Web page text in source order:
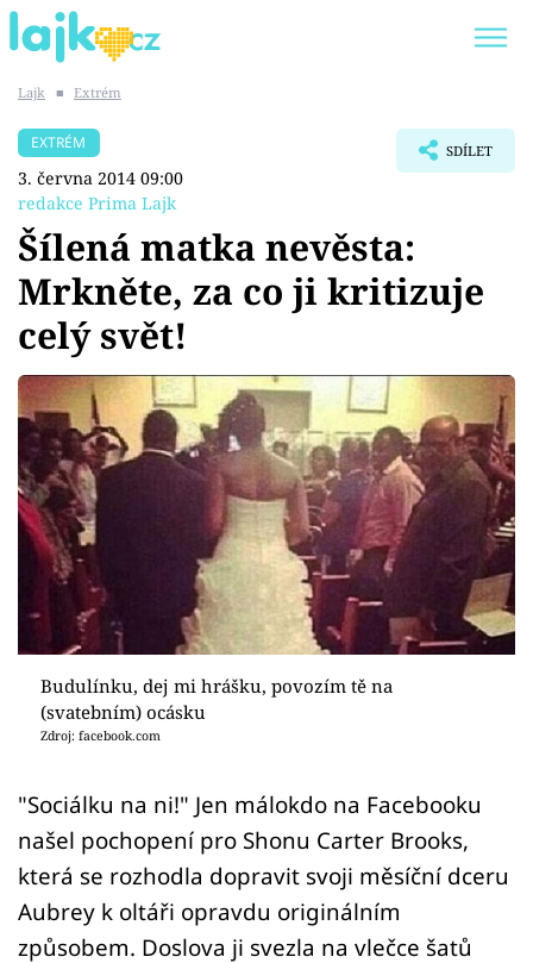
SHOPAHOLICADEL
Témata
Showbyznys
Youtubeři
Virály
Sex a vztahy
Videa
Sledujte prima+
Přihlášení
Sledujte nás
Lajk ■ Extrém
EXTRÉM
3. června 2014 09:00
redakce Prima Lajk
SDÍLET
Šílená matka nevěsta:
Mrkněte, za co ji kritizuje
celý svět!
Budulínku, dej mi hrášku, povozím tě na
(svatebním) ocásku
Zdroj: facebook.com
"Sociálku na ni!" Jen málokdo na Facebooku
našel pochopení pro Shonu Carter Brooks,
která se rozhodla dopravit svoji měsíční dceru
Aubrey k oltáři opravdu originálním
způsobem. Doslova ji svezla na vlečce šatů